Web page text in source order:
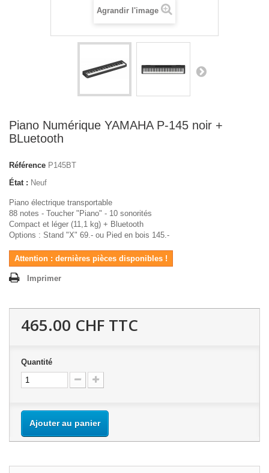
Agrandir l'image
Piano Numérique YAMAHA P-145 noir +
BLuetooth
Référence P145BT
État : Neuf
Piano électrique transportable
88 notes - Toucher "Piano" - 10 sonorités
Compact et léger (11,1 kg) + Bluetooth
Options : Stand "X" 69.- ou Pied en bois 145.-
Attention : dernières pièces disponibles !
Imprimer
465.00 CHF TTC
Quantité
Ajouter au panier